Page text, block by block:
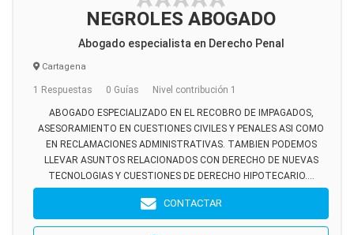
NEGROLES ABOGADO
Abogado especialista en Derecho Penal
Cartagena
1 Respuestas 0 Guías Nivel contribución 1
ABOGADO ESPECIALIZADO EN EL RECOBRO DE IMPAGADOS,
ASESORAMIENTO EN CUESTIONES CIVILES Y PENALES ASI COMO
EN RECLAMACIONES ADMINISTRATIVAS. TAMBIEN PODEMOS
LLEVAR ASUNTOS RELACIONADOS CON DERECHO DE NUEVAS
TECNOLOGIAS Y CUESTIONES DE DERECHO HIPOTECARIO....
CONTACTAR